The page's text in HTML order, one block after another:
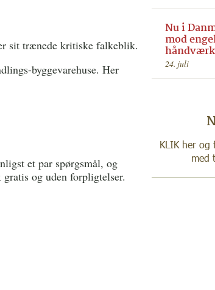
sit trænede kritiske falkeblik.
byggevarehuse. Her
et par spørgsmål, og
gratis og uden forpligtelser.
Nu i
mod
24. juli
KLIK her og
med